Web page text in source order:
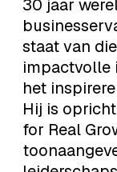
30 jaar
staat van
impactvolle
het
Hij is
for Real